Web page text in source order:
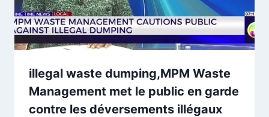
illegal waste dumping,MPM Waste
Management met le public en garde
contre les déversements illégaux